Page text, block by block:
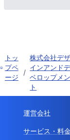
トッ
プペ
ージ
/
株式会社デザ
インアンド
ベロップメン
ト
運営会社
サービス・料金